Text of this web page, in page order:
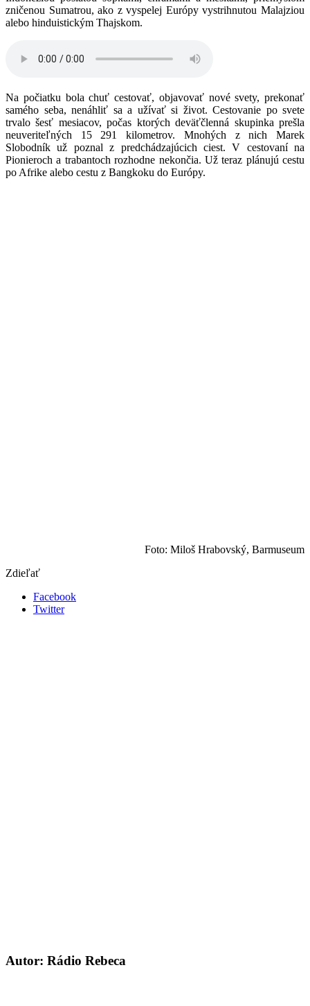
zničenou Sumatrou, ako z vyspelej Európy vystrihnutou Malajziou
alebo hinduistickým Thajskom.
Na počiatku bola chuť cestovať, objavovať nové svety, prekonať
samého seba, nenáhliť sa a užívať si život. Cestovanie po svete
trvalo šesť mesiacov, počas ktorých deväťčlenná skupinka prešla
neuveriteľných 15 291 kilometrov. Mnohých z nich Marek
Slobodník už poznal z predchádzajúcich ciest. V cestovaní na
Pionieroch a trabantoch rozhodne nekončia. Už teraz plánujú cestu
po Afrike alebo cestu z Bangkoku do Európy.
Foto: Miloš Hrabovský, Barmuseum
Zdieľať
Facebook
Twitter
Autor: Rádio Rebeca